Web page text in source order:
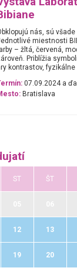
nás, sú
miestnosti
– žltá, červená,
Priblížia
kontrastov, fyzikálne
07.09.2024 a
Bratislava
ST ŠT
12 13
19 20